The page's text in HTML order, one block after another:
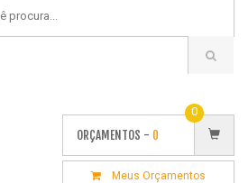
ORÇAMENTOS - 0
0
Meus Orçamentos